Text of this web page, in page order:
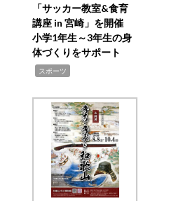
「サッカー教室&食育
講座 in 宮崎」を開催
小学1年生～3年生の身
体づくりをサポート
スポーツ